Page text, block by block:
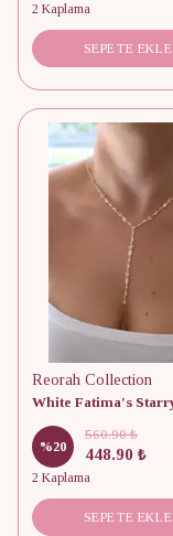
2 Kaplama
SEPETE EKLE
Reorah Collection
%20
560.90 ₺
448.90 ₺
2 Kaplama
SEPETE EKLE